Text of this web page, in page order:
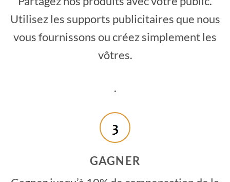
Utilisez les supports publicitaires que nous
vous fournissons ou créez simplement les
vôtres.
.
GAGNER